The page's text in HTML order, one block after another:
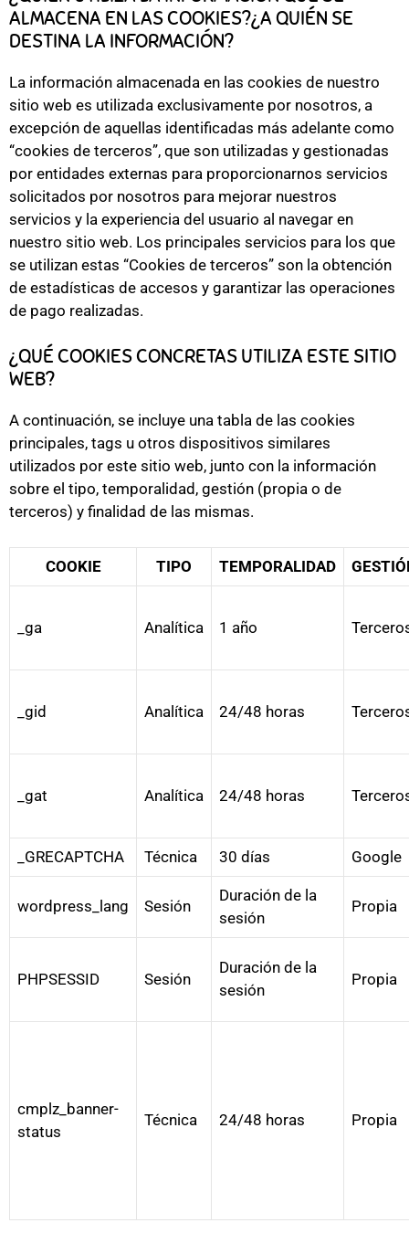
ALMACENA EN LAS COOKIES?¿A QUIÉN SE
DESTINA LA INFORMACIÓN?
La información almacenada en las cookies de nuestro
sitio web es utilizada exclusivamente por nosotros, a
excepción de aquellas identificadas más adelante como
“cookies de terceros”, que son utilizadas y gestionadas
por entidades externas para proporcionarnos servicios
solicitados por nosotros para mejorar nuestros
servicios y la experiencia del usuario al navegar en
nuestro sitio web. Los principales servicios para los que
se utilizan estas “Cookies de terceros” son la obtención
de estadísticas de accesos y garantizar las operaciones
de pago realizadas.
¿QUÉ COOKIES CONCRETAS UTILIZA ESTE SITIO
WEB?
A continuación, se incluye una tabla de las cookies
principales, tags u otros dispositivos similares
utilizados por este sitio web, junto con la información
sobre el tipo, temporalidad, gestión (propia o de
terceros) y finalidad de las mismas.
COOKIE TIPO TEMPORALIDAD
_ga Analítica 1 año
_gid Analítica 24/48 horas
_gat Analítica 24/48 horas
_GRECAPTCHA Técnica 30 días Google
wordpress_lang Sesión
Duración de la
sesión
Propia
PHPSESSID Sesión
Duración de la
sesión
Propia
cmplz_banner-
status
Técnica 24/48 horas Propia